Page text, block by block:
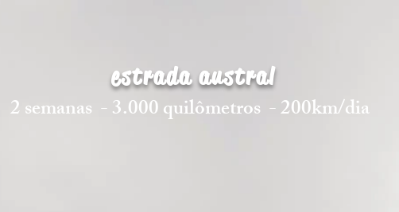
estrada austral
2 semanas - 3.000 quilômetros - 200km/dia